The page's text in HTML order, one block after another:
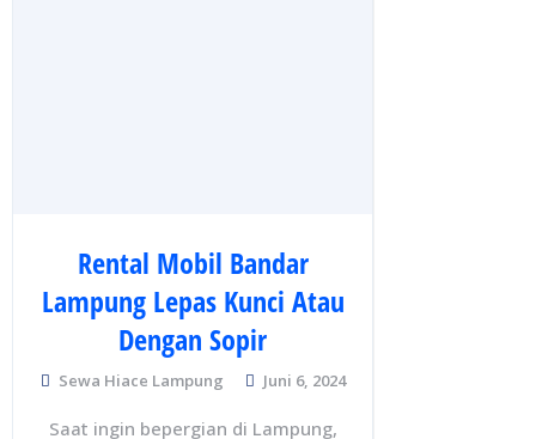
Rental Mobil Bandar
Lampung Lepas Kunci Atau
Dengan Sopir
Sewa Hiace Lampung Juni 6, 2024
Saat ingin bepergian di Lampung,